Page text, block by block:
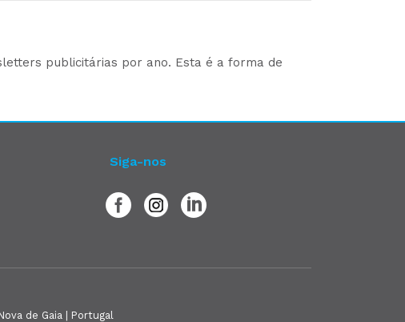
publicitárias por ano. Esta é a forma de
Siga-nos
de Gaia | Portugal